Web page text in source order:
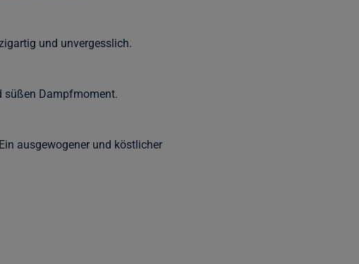
und unvergesslich.
süßen Dampfmoment.
ausgewogener und köstlicher